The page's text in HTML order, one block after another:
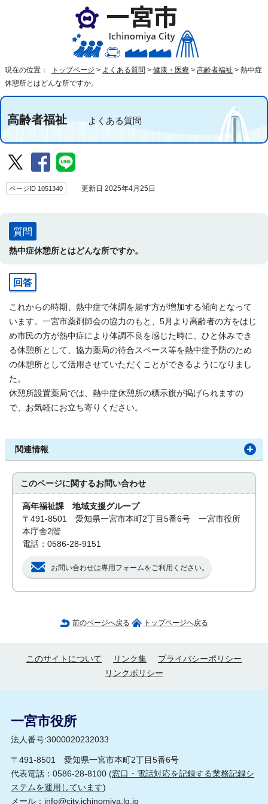
現在の位置： トップページ > よくある質問 > 健康・医療 > 高齢者福祉 > 熱中症
休憩所とはどんな所ですか。
高齢者福祉よくある質問
ページID 1051340 更新日 2025年4月25日
質問
熱中症休憩所とはどんな所ですか。
回答
これからの時期、熱中症で体調を崩す方が増加する傾向となって
います。一宮市薬剤師会の協力のもと、5月より高齢者の方をはじ
め市民の方が熱中症により体調不良を感じた時に、ひと休みでき
る休憩所として、協力薬局の待合スペース等を熱中症予防のため
の休憩所として活用させていただくことができるようになりまし
た。
休憩所設置薬局では、熱中症休憩所の標示旗が掲げられますの
で、お気軽にお立ち寄りください。
関連情報
このページに関するお問い合わせ
高年福祉課 地域支援グループ
〒491-8501 愛知県一宮市本町2丁目5番6号 一宮市役所
本庁舎2階
電話：0586-28-9151
お問い合わせは専用フォームをご利用ください。
前のページへ戻る トップページへ戻る
このサイトについて リンク集
プライバシーポリシー
リンクポリシー
一宮市役所
法人番号:3000020232033
〒491-8501 愛知県一宮市本町2丁目5番6号
代表電話：0586-28-8100 (窓口・電話対応を記録する業務記録シ
ステムを運用しています)
メール： info@city.ichinomiya.lg.jp